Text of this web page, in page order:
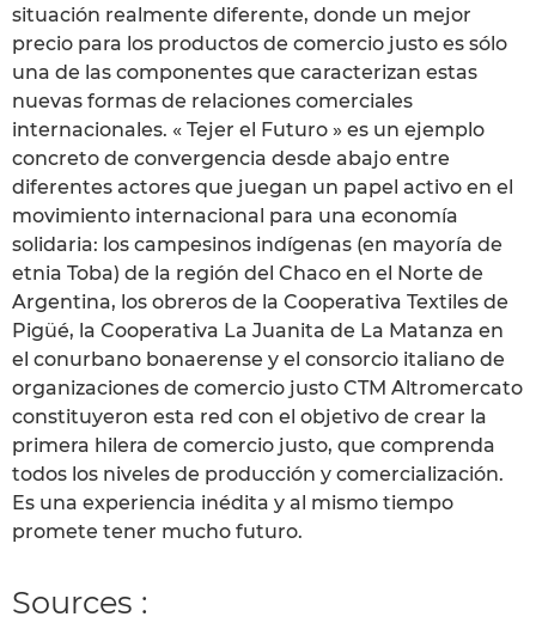
situación realmente diferente, donde un mejor
precio para los productos de comercio justo es sólo
una de las componentes que caracterizan estas
nuevas formas de relaciones comerciales
internacionales. « Tejer el Futuro » es un ejemplo
concreto de convergencia desde abajo entre
diferentes actores que juegan un papel activo en el
movimiento internacional para una economía
solidaria: los campesinos indígenas (en mayoría de
etnia Toba) de la región del Chaco en el Norte de
Argentina, los obreros de la Cooperativa Textiles de
Pigüé, la Cooperativa La Juanita de La Matanza en
el conurbano bonaerense y el consorcio italiano de
organizaciones de comercio justo CTM Altromercato
constituyeron esta red con el objetivo de crear la
primera hilera de comercio justo, que comprenda
todos los niveles de producción y comercialización.
Es una experiencia inédita y al mismo tiempo
promete tener mucho futuro.
Sources :